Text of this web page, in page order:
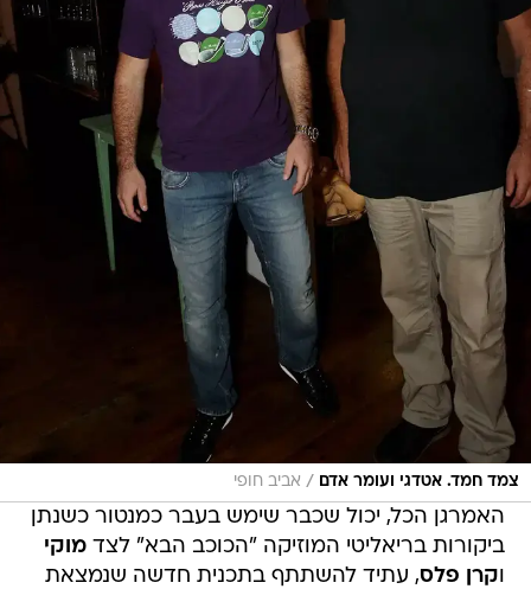
צמד חמד. אטדגי ועומר אדם / אביב חופי
האמרגן הכל, יכול שכבר שימש בעבר כמנטור כשנתן
ביקורות בריאליטי המוזיקה "הכוכב הבא" לצדמוקי
וקרן פלס, עתיד להשתתף בתכנית חדשה שנמצאת